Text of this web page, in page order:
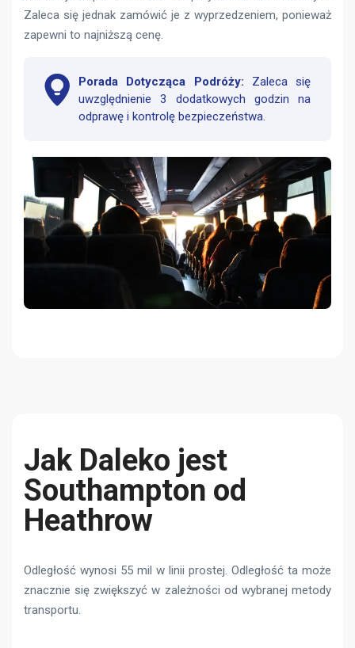
Zaleca się jednak zamówić je z wyprzedzeniem, ponieważ
zapewni to najniższą cenę.
Porada Dotycząca Podróży: Zaleca się
uwzględnienie 3 dodatkowych godzin na
odprawę i kontrolę bezpieczeństwa.
Jak Daleko jest
Southampton od
Heathrow
Odległość wynosi 55 mil w linii prostej. Odległość ta może
znacznie się zwiększyć w zależności od wybranej metody
transportu.